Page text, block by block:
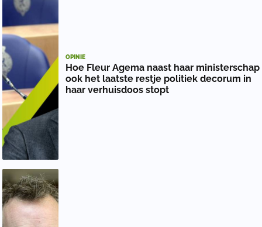
OPINIE
Hoe Fleur Agema naast haar ministerschap
ook het laatste restje politiek decorum in
haar verhuisdoos stopt